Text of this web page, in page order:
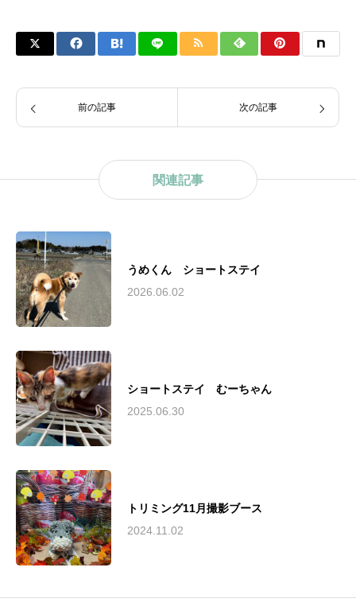
前の記事 次の記事
関連記事
うめくん ショートステイ
2026.06.02
ショートステイ むーちゃん
2025.06.30
トリミング11月撮影ブース
2024.11.02